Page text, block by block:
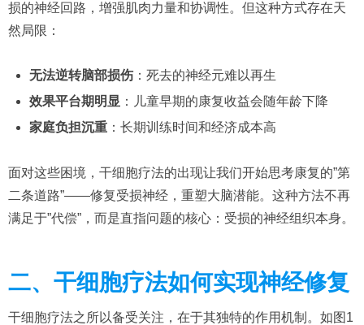
损的神经回路，增强肌肉力量和协调性。但这种方式存在天
然局限：
无法逆转脑部损伤：死去的神经元难以再生
效果平台期明显 ：儿童早期的康复收益会随年龄下降
家庭负担沉重：长期训练时间和经济成本高
面对这些困境，干细胞疗法的出现让我们开始思考康复的”第
二条道路”——修复受损神经，重塑大脑潜能。这种方法不再
满足于”代偿”，而是直指问题的核心：受损的神经组织本身。
二、干细胞疗法如何实现神经修复
干细胞疗法之所以备受关注，在于其独特的作用机制。如图1